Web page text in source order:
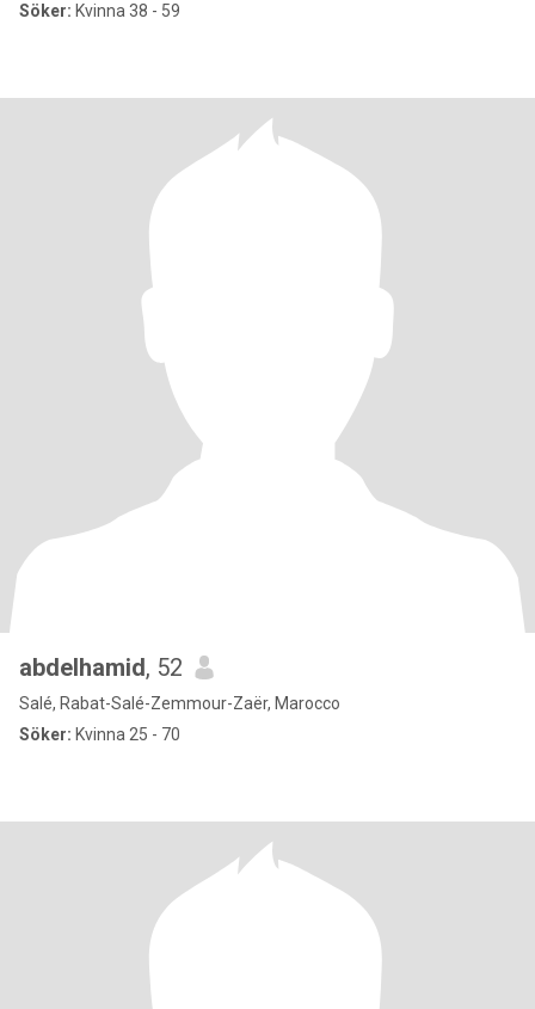
Söker: Kvinna 38 - 59
abdelhamid, 52
Salé, Rabat-Salé-Zemmour-Zaër, Marocco
Söker: Kvinna 25 - 70